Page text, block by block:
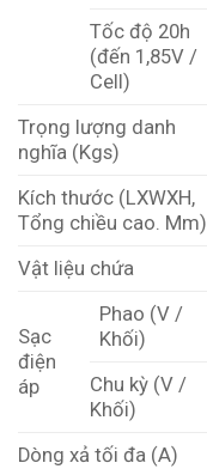
Tốc độ 20h
(đến 1,85V /
Cell)
Trọng lượng danh
nghĩa (Kgs)
Kích thước (LXWXH,
Tổng chiều cao. Mm)
Vật liệu chứa
Sạc
điện
áp
Phao (V /
Khối)
Chu kỳ (V /
Khối)
Dòng xả tối đa (A)